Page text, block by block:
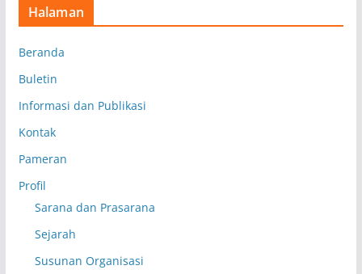
Halaman
Beranda
Buletin
Informasi dan Publikasi
Kontak
Pameran
Profil
Sarana dan Prasarana
Sejarah
Susunan Organisasi